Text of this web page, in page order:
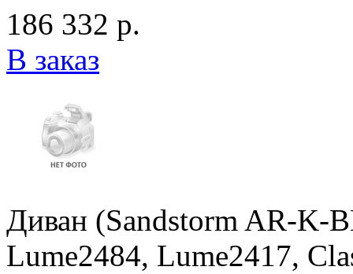
186 332 р.
В заказ
Диван (Sandstorm AR-K-
Lume2484, Lume2417,